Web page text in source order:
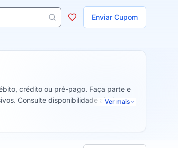
Enviar Cupom
crédito ou pré-pago. Faça parte e
Consulte disponibilidade abaixo no
Ver mais